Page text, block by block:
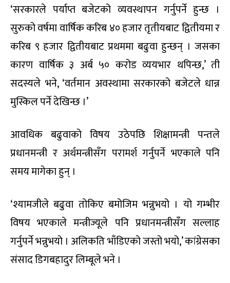
‘सरकारले पर्याप्त बजेटको व्यवस्थापन गर्नुपर्ने हुन्छ ।
सुरुको वर्षमा वार्षिक करिब ४० हजार तृतीयबाट द्वितीयमा र
करिब ९ हजार द्वितीयबाट प्रथममा बढुवा हुन्छन् । जसका
कारण वार्षिक ३ अर्ब ५० करोड व्ययभार थपिन्छ,’ ती
सदस्यले भने, ‘वर्तमान अवस्थामा सरकारको बजेटले धान्न
मुस्किल पर्ने देखिन्छ ।’
आवधिक बढुवाको विषय उठेपछि शिक्षामन्त्री पन्तले
प्रधानमन्त्री र अर्थमन्त्रीसँग परामर्श गर्नुपर्ने भएकाले पनि
समय मागेका हुन् ।
‘श्यामजीले बढुवा तोकिए बमोजिम भन्नुभयो । यो गम्भीर
विषय भएकाले मन्त्रीज्यूले पनि प्रधानमन्त्रीसँग सल्लाह
गर्नुपर्ने भन्नुभयो । अलिकति भाँडिएको जस्तो भयो,’ कांग्रेसका
संसाद डिगबहादुर लिम्बूले भने ।